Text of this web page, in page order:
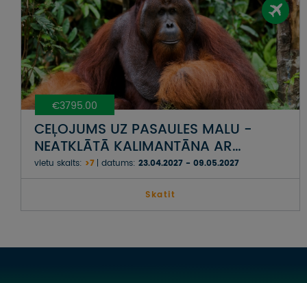
€3795.00
CEĻOJUMS UZ PASAULES MALU -
NEATKLĀTĀ KALIMANTĀNA AR
TROPISKO DERAWAN SALU
ARHIPELĀGU
vietu skaits: >7 datums: 23.04.2027 - 09.05.2027
Skatit